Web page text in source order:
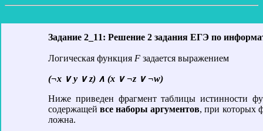
Задание 2_11: Решение 2 задания ЕГЭ по
Логическая функция F задается выражением
(¬x ∨ y ∨ z) ∧ (x ∨ ¬z ∨ ¬w)
Ниже приведен фрагмент таблицы истинности
содержащей все наборы аргументов, при которых
ложна.